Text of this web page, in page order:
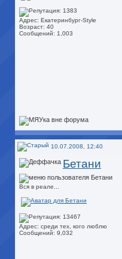
Адрес: Екатеринбург-Style
Возраст: 40
Сообщений: 1,003
10.07.2008, 12:40
Бетани
Вся в реале...
Адрес: среди тех, кого люблю
Сообщений: 9,032